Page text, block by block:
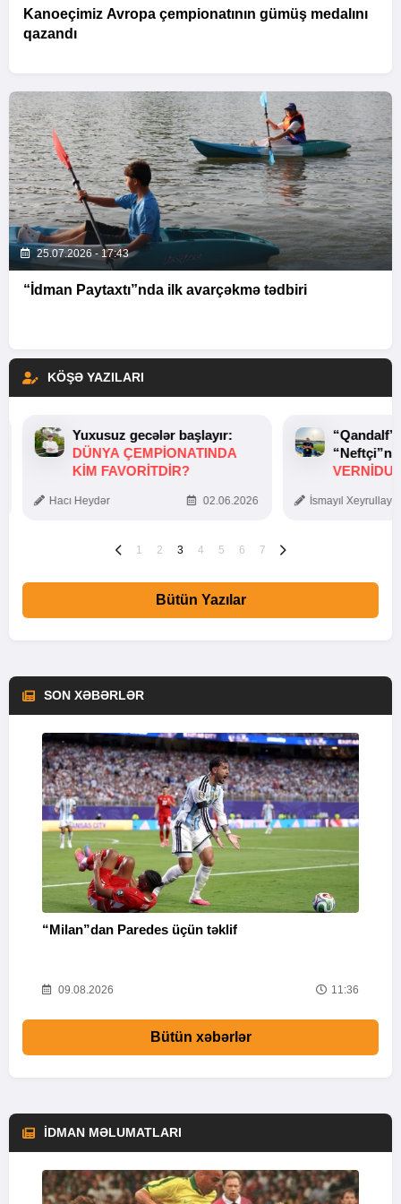
Kanoeçimiz Avropa çempionatının gümüş medalını
qazandı
25.07.2026 - 17:43
“İdman Paytaxtı”nda ilk avarçəkmə tədbiri
KÖŞƏ YAZILARI
Yuxusuz gecələr başlayır:
DÜNYA ÇEMPIONATINDA
KIM FAVORITDIR?
Hacı Heydər 02.06.2026 İsmayıl
1 2 3 4 5 6 7
Bütün Yazılar
SON XƏBƏRLƏR
“Milan”dan Paredes üçün təklif
09.08.2026 11:36
Bütün xəbərlər
İDMAN MƏLUMATLARI